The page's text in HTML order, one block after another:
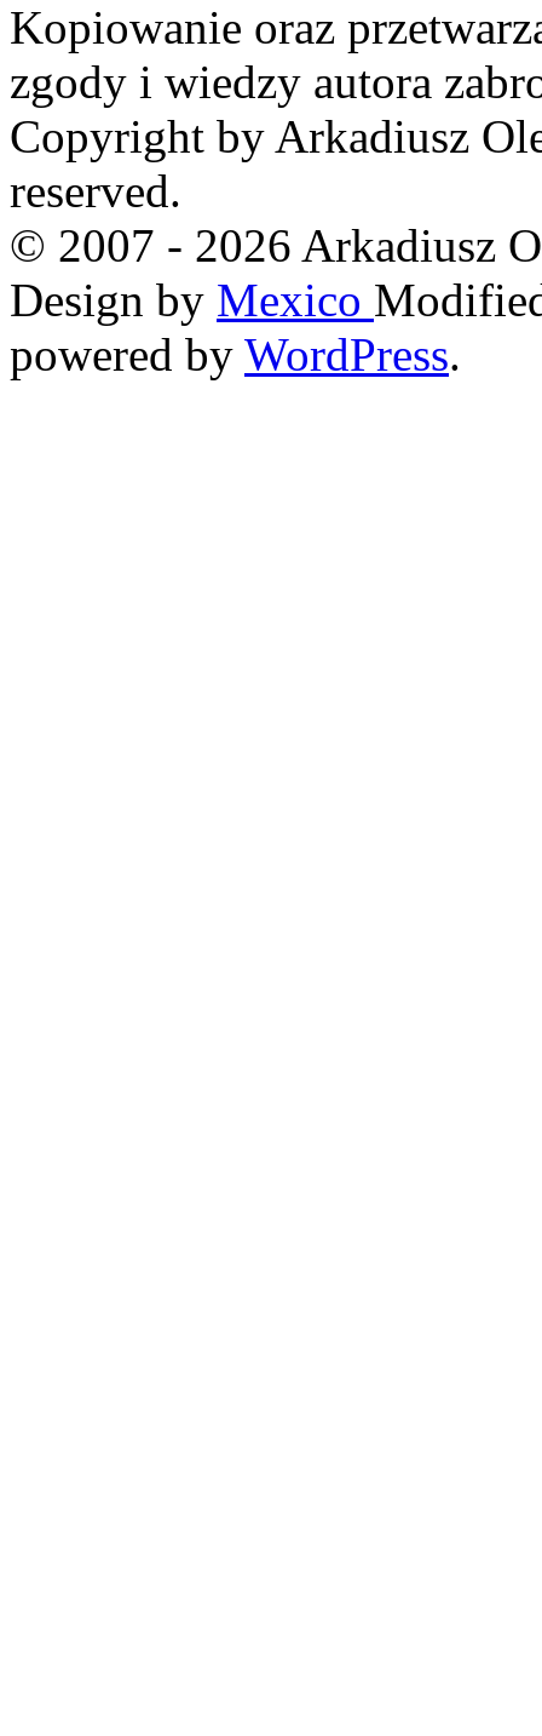
Kopiowanie oraz
zgody i wiedzy autora
Copyright by Arkadiusz
reserved.
© 2007 - 2026 Arkadiusz
Design by Mexico
powered by WordPress.